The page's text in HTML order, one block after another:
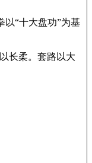
“十大盘功”为基
长柔。套路以大